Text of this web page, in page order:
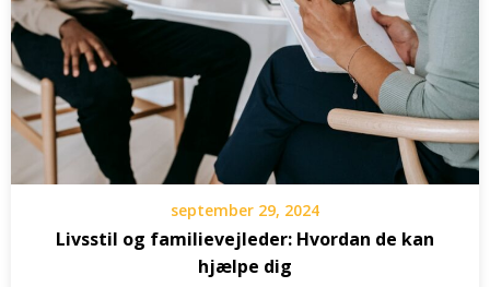
september 29, 2024
Livsstil og familievejleder: Hvordan de kan
hjælpe dig